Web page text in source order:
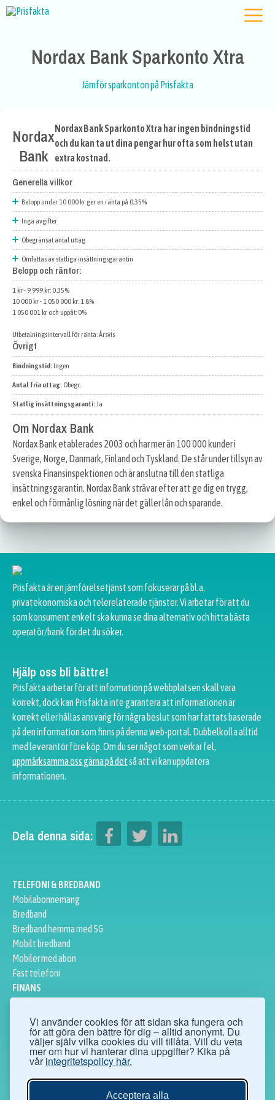
Vi använder cookies för att sidan ska fungera och
för att göra den bättre för dig – alltid anonymt. Du
väljer själv vilka cookies du vill tillåta. Vill du veta
mer om hur vi hanterar dina uppgifter? Kika på
vår integritetspolicy här.
Acceptera alla
Nordax Bank Sparkonto Xtra
Jämför sparkonton på Prisfakta
Nordax
Bank
Nordax Bank Sparkonto Xtra har ingen bindningstid
och du kan ta ut dina pengar hur ofta som helst utan
extra kostnad.
Generella villkor
Belopp under 10 000 kr ger en ränta på 0,35%
Inga avgifter
Obegränsat antal uttag
Omfattas av statliga insättningsgarantin
Belopp och räntor:
1 kr - 9 999 kr: 0.35%
10 000 kr - 1 050 000 kr: 1.8%
1 050 001 kr och uppåt: 0%
Utbetalningsintervall för ränta: Årsvis
Övrigt
Bindningstid: Ingen
Antal fria uttag: Obegr.
Statlig insättningsgaranti:Ja
Om Nordax Bank
Nordax Bank etablerades 2003 och har mer än 100 000 kunder i
Sverige, Norge, Danmark, Finland och Tyskland. De står under tillsyn av
svenska Finansinspektionen och är anslutna till den statliga
insättningsgarantin. Nordax Bank strävar efter att ge dig en trygg,
enkel och förmånlig lösning när det gäller lån och sparande.
Prisfakta är en jämförelsetjänst som fokuserar på bl.a.
privatekonomiska och telerelaterade tjänster. Vi arbetar för att du
som konsument enkelt ska kunna se dina alternativ och hitta bästa
operatör/bank för det du söker.
Hjälp oss bli bättre!
Prisfakta arbetar för att information på webbplatsen skall vara
korrekt, dock kan Prisfakta inte garantera att informationen är
korrekt eller hållas ansvarig för några beslut som har fattats baserade
på den information som finns på denna web-portal. Dubbelkolla alltid
med leverantör före köp. Om du ser något som verkar fel,
uppmärksamma oss gärna på detså att vi kan uppdatera
informationen.
Dela denna sida:
TELEFONI & BREDBAND
Mobilabonnemang
Bredband
Bredband hemma med 5G
Mobilt bredband
Mobiler med abon
Fast telefoni
FINANS
Företagslån
Sparkonto
Bolån
Aktier
ÖVRIGT